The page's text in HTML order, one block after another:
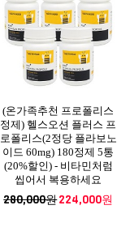
(온가족추천 프로폴리스
정제) 헬스오션 플러스 프
로폴리스(2정당 플라보노
이드 60mg) 180정제 5통
(20%할인) - 비타민처럼
씹어서 복용하세요
280,000원224,000원